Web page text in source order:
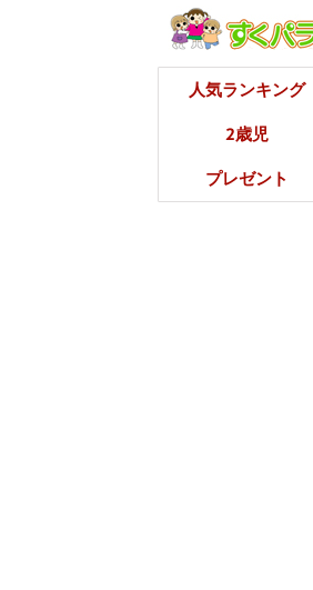
人気ランキング
2歳児
プレゼント